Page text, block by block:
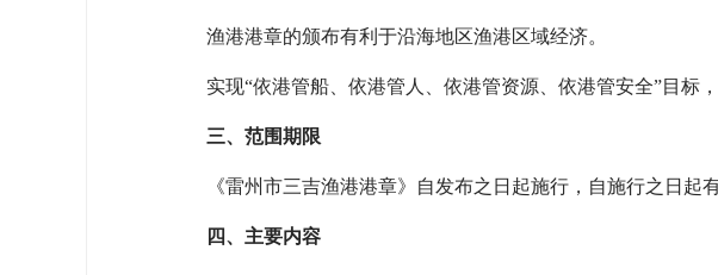
渔港港章的颁布有利于沿海地区渔港区域经济。
实现“依港管船、依港管人、依港管资源、依港管安全”目标
三、范围期限
《雷州市三吉渔港港章》自发布之日起施行，自施行之日起有
四、主要内容